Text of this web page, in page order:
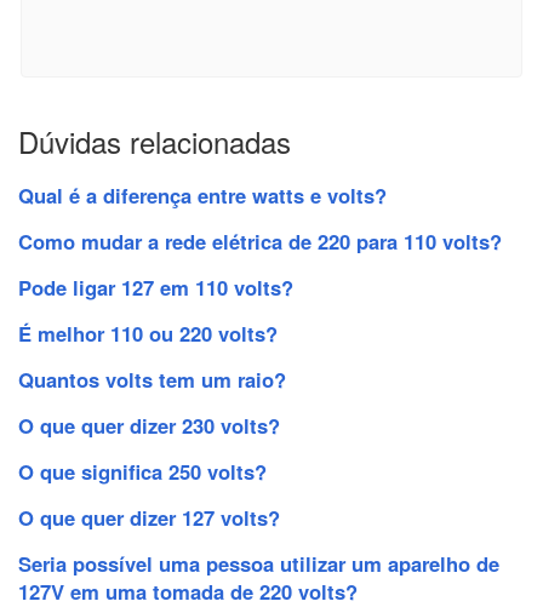
Dúvidas relacionadas
Qual é a diferença entre watts e volts?
Como mudar a rede elétrica de 220 para 110 volts?
Pode ligar 127 em 110 volts?
É melhor 110 ou 220 volts?
Quantos volts tem um raio?
O que quer dizer 230 volts?
O que significa 250 volts?
O que quer dizer 127 volts?
Seria possível uma pessoa utilizar um aparelho de
127V em uma tomada de 220 volts?